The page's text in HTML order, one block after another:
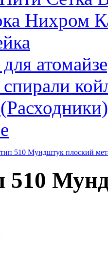
Нихром
510 Мундштук плоский
510